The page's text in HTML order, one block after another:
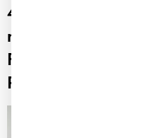
4.000 Fahrzeuge, ein
mit Fleet+ von Carano
Plattform organisiert